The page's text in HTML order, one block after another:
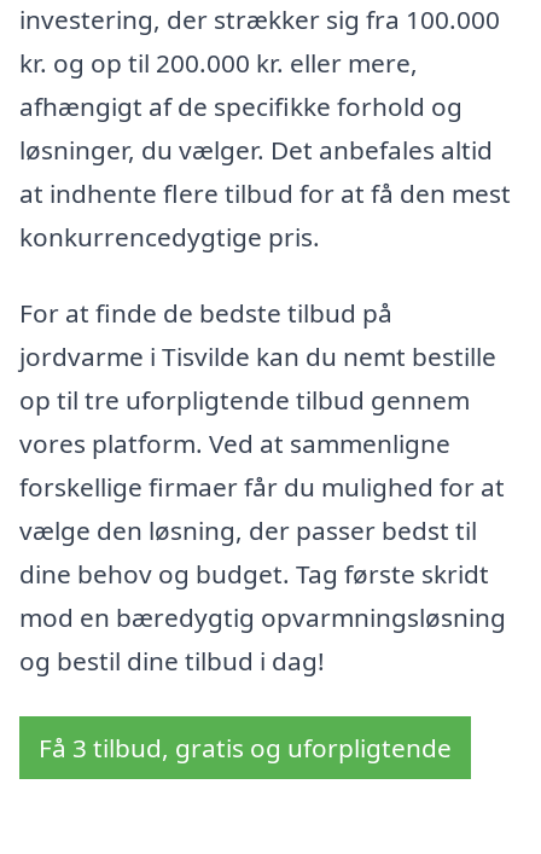
investering, der strækker sig fra 100.000
kr. og op til 200.000 kr. eller mere,
afhængigt af de specifikke forhold og
løsninger, du vælger. Det anbefales altid
at indhente flere tilbud for at få den mest
konkurrencedygtige pris.
For at finde de bedste tilbud på
jordvarme i Tisvilde kan du nemt bestille
op til tre uforpligtende tilbud gennem
vores platform. Ved at sammenligne
forskellige firmaer får du mulighed for at
vælge den løsning, der passer bedst til
dine behov og budget. Tag første skridt
mod en bæredygtig opvarmningsløsning
og bestil dine tilbud i dag!
Få 3 tilbud, gratis og uforpligtende